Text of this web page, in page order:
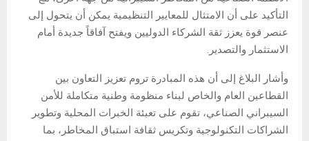
التأكيد على أن الامتثال للمعايير التنظيمية يمكن أن يتحول إلى
عنصر قوة يعزز ثقة الشركاء الدوليين ويفتح آفاقاً جديدة أمام
الاستثمار والتصدير.
وأشار البلاغ إلى أن هذه المبادرة تروم تعزيز التعاون بين
القطاعين العام والخاص لبناء منظومة وطنية متكاملة للأمن
السيبراني الصناعي، تقوم على تعبئة الخبرات المحلية وتطوير
الشراكات التكنولوجية وتكريس ثقافة استباق المخاطر، بما